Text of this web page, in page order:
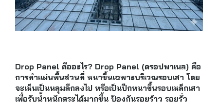
Drop Panel คืออะไร? Drop Panel (ดรอปพาเนล) คือ
การทำแผ่นพื้นส่วนที่ หนาขึ้นเฉพาะบริเวณรอบเสา โดย
จะเห็นเป็นหลุมลึกลงไป หรือเป็นปีกหนาขึ้นรอบเหล็กเสา
เพื่อรับน้ำหนักสระได้มากขึ้น ป้องกันรอยร้าว รอยรั่ว